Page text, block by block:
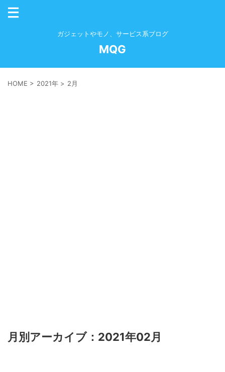
ガジェットやモノ、サービス系ブログ
MQG
HOME > 2021年 > 2月
月別アーカイブ：2021年02月